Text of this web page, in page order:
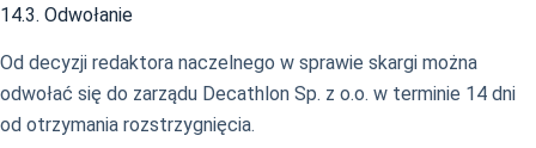
14.3. Odwołanie
Od decyzji redaktora naczelnego w sprawie skargi można
odwołać się do zarządu Decathlon Sp. z o.o. w terminie 14 dni
od otrzymania rozstrzygnięcia.